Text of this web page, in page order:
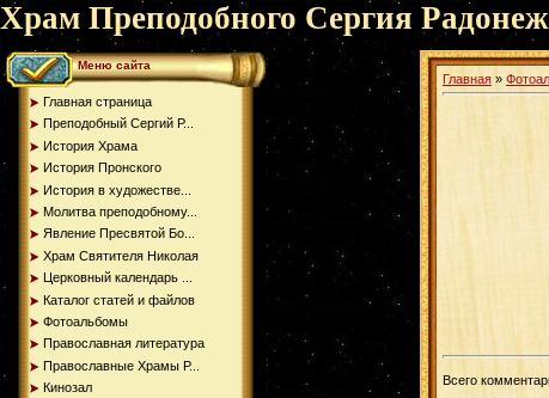
Храм Преподобного Сергия
Меню сайта
Главная страница
Преподобный Сергий Р...
История Храма
История Пронского
История в художестве...
Молитва преподобному...
Явление Пресвятой Бо...
Храм Святителя Николая
Церковный календарь ...
Каталог статей и файлов
Фотоальбомы
Православная литература
Православные Храмы Р...
Кинозал
Главная »
Всего